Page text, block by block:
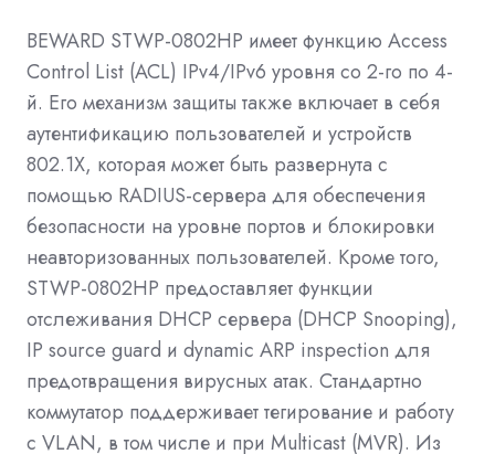
BEWARD STWP-0802HP имеет функцию Access
Control List (ACL) IPv4/IPv6 уровня со 2-го по 4-
й. Его механизм защиты также включает в себя
аутентификацию пользователей и устройств
802.1X, которая может быть развернута с
помощью RADIUS-сервера для обеспечения
безопасности на уровне портов и блокировки
неавторизованных пользователей. Кроме того,
STWP-0802HP предоставляет функции
отслеживания DHCP сервера (DHCP Snooping),
IP source guard и dynamic ARP inspection для
предотвращения вирусных атак. Стандартно
коммутатор поддерживает тегирование и работу
с VLAN, в том числе и при Multicast (MVR). Из